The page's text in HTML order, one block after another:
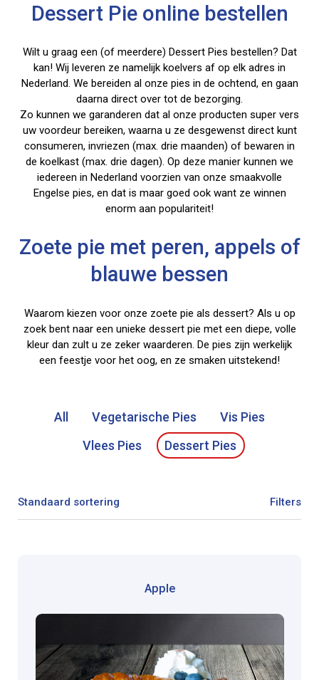
Dessert Pie online bestellen
Wilt u graag een (of meerdere) Dessert Pies bestellen? Dat
kan! Wij leveren ze namelijk koelvers af op elk adres in
Nederland. We bereiden al onze pies in de ochtend, en gaan
daarna direct over tot de bezorging.
Zo kunnen we garanderen dat al onze producten super vers
uw voordeur bereiken, waarna u ze desgewenst direct kunt
consumeren, invriezen (max. drie maanden) of bewaren in
de koelkast (max. drie dagen). Op deze manier kunnen we
iedereen in Nederland voorzien van onze smaakvolle
Engelse pies, en dat is maar goed ook want ze winnen
enorm aan populariteit!
Zoete pie met peren, appels of
blauwe bessen
Waarom kiezen voor onze zoete pie als dessert? Als u op
zoek bent naar een unieke dessert pie met een diepe, volle
kleur dan zult u ze zeker waarderen. De pies zijn werkelijk
een feestje voor het oog, en ze smaken uitstekend!
All Vegetarische Pies
Vis Pies
Vlees Pies
Dessert Pies
Filters
Apple